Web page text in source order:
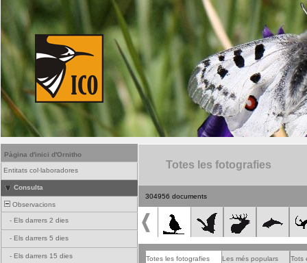
Pàgina d'inici d'Ornitho
Entitats col·laboradores
Consulta
Observacions
- Els darrers 2 dies
- Els darrers 5 dies
- Els darrers 15 dies
Totes les fotografies
304956 documents
Totes les fotografies Les més populars Tots